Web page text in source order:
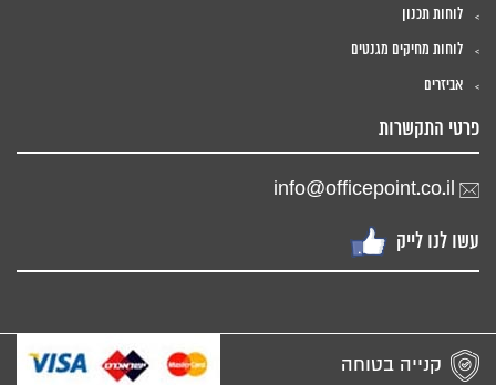
לוחות תכנון
לוחות מחיקים מגנטים
אביזרים
פרטי התקשרות
info@officepoint.co.il
עשו לנו לייק
קנייה בטוחה